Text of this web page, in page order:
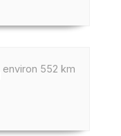
environ 552 km